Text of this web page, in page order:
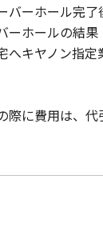
バーホール完
ーホールの結
へキヤノン指
際に費用は、